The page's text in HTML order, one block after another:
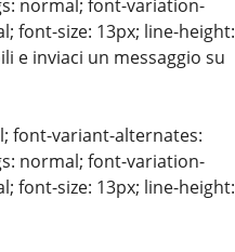
normal; font-variation-
font-size: 13px; line-height:
e inviaci un messaggio su
font-variant-alternates:
normal; font-variation-
font-size: 13px; line-height: